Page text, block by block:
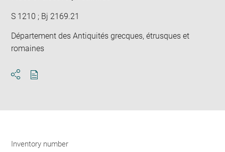
S 1210 ; Bj 2169.21
Département des Antiquités grecques, étrusques et
romaines
Inventory number